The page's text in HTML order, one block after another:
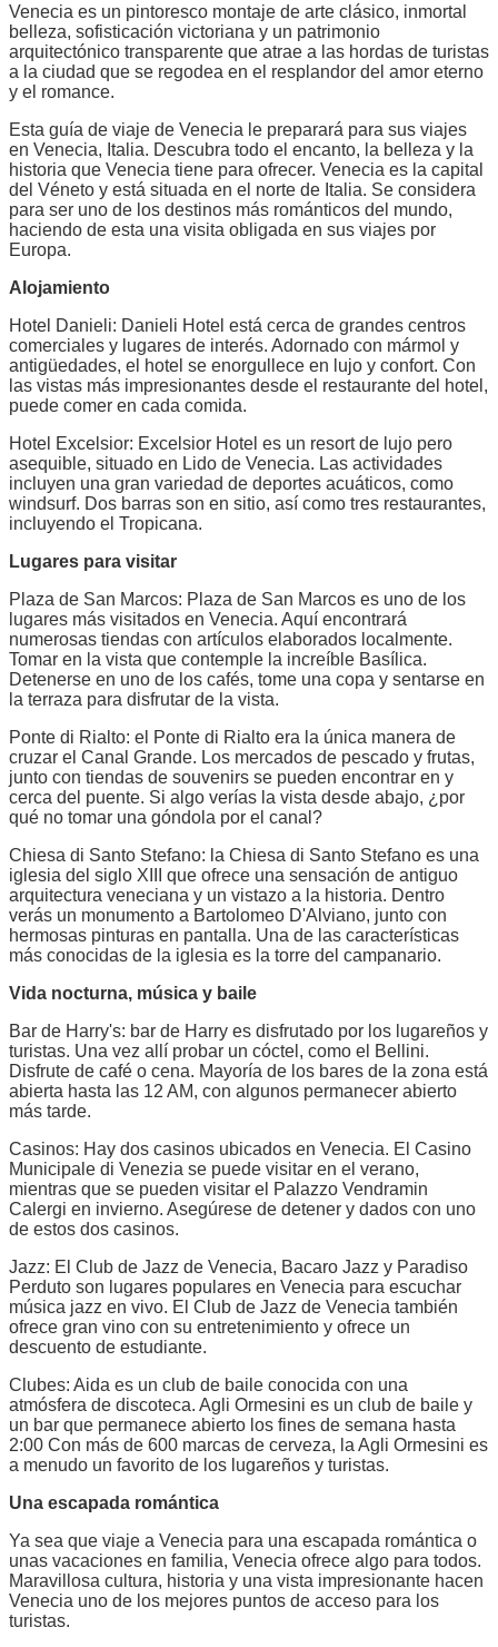
Venecia es un pintoresco montaje de arte clásico, inmortal
belleza, sofisticación victoriana y un patrimonio
arquitectónico transparente que atrae a las hordas de turistas
a la ciudad que se regodea en el resplandor del amor eterno
y el romance.
Esta guía de viaje de Venecia le preparará para sus viajes
en Venecia, Italia. Descubra todo el encanto, la belleza y la
historia que Venecia tiene para ofrecer. Venecia es la capital
del Véneto y está situada en el norte de Italia. Se considera
para ser uno de los destinos más románticos del mundo,
haciendo de esta una visita obligada en sus viajes por
Europa.
Alojamiento
Hotel Danieli: Danieli Hotel está cerca de grandes centros
comerciales y lugares de interés. Adornado con mármol y
antigüedades, el hotel se enorgullece en lujo y confort. Con
las vistas más impresionantes desde el restaurante del hotel,
puede comer en cada comida.
Hotel Excelsior: Excelsior Hotel es un resort de lujo pero
asequible, situado en Lido de Venecia. Las actividades
incluyen una gran variedad de deportes acuáticos, como
windsurf. Dos barras son en sitio, así como tres restaurantes,
incluyendo el Tropicana.
Lugares para visitar
Plaza de San Marcos: Plaza de San Marcos es uno de los
lugares más visitados en Venecia. Aquí encontrará
numerosas tiendas con artículos elaborados localmente.
Tomar en la vista que contemple la increíble Basílica.
Detenerse en uno de los cafés, tome una copa y sentarse en
la terraza para disfrutar de la vista.
Ponte di Rialto: el Ponte di Rialto era la única manera de
cruzar el Canal Grande. Los mercados de pescado y frutas,
junto con tiendas de souvenirs se pueden encontrar en y
cerca del puente. Si algo verías la vista desde abajo, ¿por
qué no tomar una góndola por el canal?
Chiesa di Santo Stefano: la Chiesa di Santo Stefano es una
iglesia del siglo XIII que ofrece una sensación de antiguo
arquitectura veneciana y un vistazo a la historia. Dentro
verás un monumento a Bartolomeo D'Alviano, junto con
hermosas pinturas en pantalla. Una de las características
más conocidas de la iglesia es la torre del campanario.
Vida nocturna, música y baile
Bar de Harry's: bar de Harry es disfrutado por los lugareños y
turistas. Una vez allí probar un cóctel, como el Bellini.
Disfrute de café o cena. Mayoría de los bares de la zona está
abierta hasta las 12 AM, con algunos permanecer abierto
más tarde.
Casinos: Hay dos casinos ubicados en Venecia. El Casino
Municipale di Venezia se puede visitar en el verano,
mientras que se pueden visitar el Palazzo Vendramin
Calergi en invierno. Asegúrese de detener y dados con uno
de estos dos casinos.
Jazz: El Club de Jazz de Venecia, Bacaro Jazz y Paradiso
Perduto son lugares populares en Venecia para escuchar
música jazz en vivo. El Club de Jazz de Venecia también
ofrece gran vino con su entretenimiento y ofrece un
descuento de estudiante.
Clubes: Aida es un club de baile conocida con una
atmósfera de discoteca. Agli Ormesini es un club de baile y
un bar que permanece abierto los fines de semana hasta
2:00 Con más de 600 marcas de cerveza, la Agli Ormesini es
a menudo un favorito de los lugareños y turistas.
Una escapada romántica
Ya sea que viaje a Venecia para una escapada romántica o
unas vacaciones en familia, Venecia ofrece algo para todos.
Maravillosa cultura, historia y una vista impresionante hacen
Venecia uno de los mejores puntos de acceso para los
turistas.